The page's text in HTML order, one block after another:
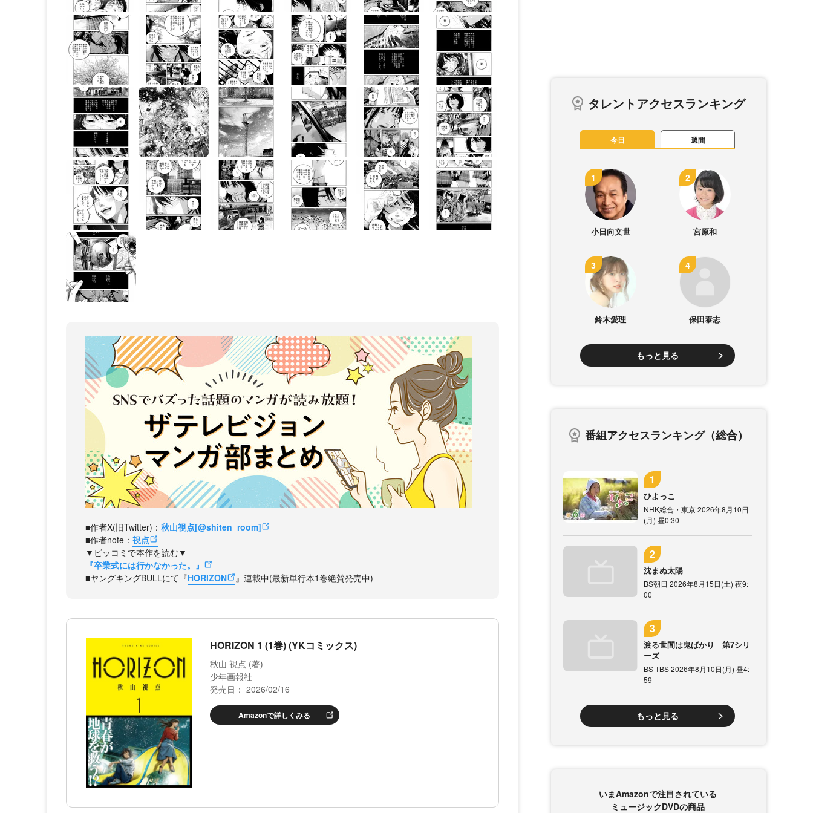
■作者X(旧Twitter)： 秋山視点[@shiten_room]
■作者note： 視点
▼ビッコミで本作を読む▼
『卒業式には行かなかった。』
■ヤングキングBULLにて『HORIZON 』連載中(最新単行本1巻絶賛発売中)
HORIZON 1 (1巻) (YKコミックス)
秋山 視点 (著)
少年画報社
発売日： 2026/02/16
Amazonで詳しくみる
タレントアクセスランキング
今日 週間
小日向文世 宮原和
鈴木愛理 保田泰志
もっと見る
番組アクセスランキング（総合）
ひよっこ
NHK総合・東京 2026年8月10日
(月) 昼0:30
沈まぬ太陽
BS朝日 2026年8月15日(土) 夜9:
00
渡る世間は鬼ばかり 第7シリ
ーズ
BS-TBS 2026年8月10日(月) 昼4:
59
もっと見る
いまAmazonで注目されている
ミュージックDVDの商品